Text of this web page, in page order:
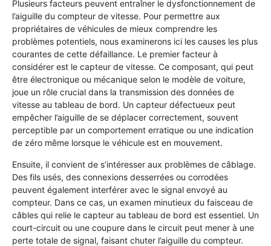
Plusieurs facteurs peuvent entraîner le dysfonctionnement de
l’aiguille du compteur de vitesse. Pour permettre aux
propriétaires de véhicules de mieux comprendre les
problèmes potentiels, nous examinerons ici les causes les plus
courantes de cette défaillance. Le premier facteur à
considérer est le capteur de vitesse. Ce composant, qui peut
être électronique ou mécanique selon le modèle de voiture,
joue un rôle crucial dans la transmission des données de
vitesse au tableau de bord. Un capteur défectueux peut
empêcher l’aiguille de se déplacer correctement, souvent
perceptible par un comportement erratique ou une indication
de zéro même lorsque le véhicule est en mouvement.
Ensuite, il convient de s’intéresser aux problèmes de câblage.
Des fils usés, des connexions desserrées ou corrodées
peuvent également interférer avec le signal envoyé au
compteur. Dans ce cas, un examen minutieux du faisceau de
câbles qui relie le capteur au tableau de bord est essentiel. Un
court-circuit ou une coupure dans le circuit peut mener à une
perte totale de signal, faisant chuter l’aiguille du compteur.